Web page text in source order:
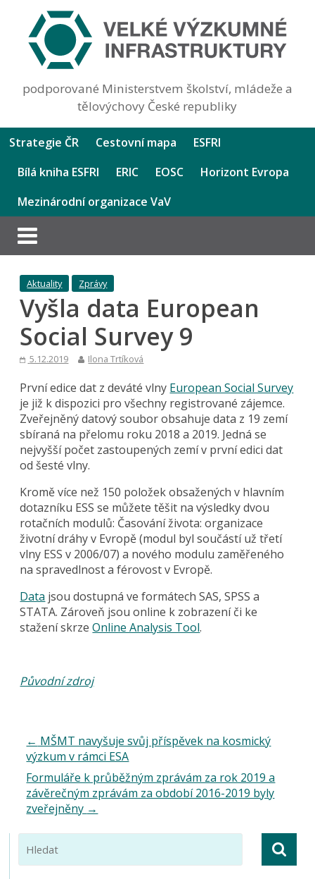
podporované Ministerstvem školství, mládeže a
tělovýchovy České republiky
Strategie ČR Cestovní mapa
ESFRI
Bílá kniha ESFRI
ERIC EOSC
Horizont Evropa
Mezinárodní organizace VaV
Aktuality Zprávy
Vyšla data European
Social Survey 9
5.12.2019 Ilona Trtíková
První edice dat z deváté vlny European Social Survey
je již k dispozici pro všechny registrované zájemce.
Zveřejněný datový soubor obsahuje data z 19 zemí
sbíraná na přelomu roku 2018 a 2019. Jedná se
nejvyšší počet zastoupených zemí v první edici dat
od šesté vlny.
Kromě více než 150 položek obsažených v hlavním
dotazníku ESS se můžete těšit na výsledky dvou
rotačních modulů: Časování života: organizace
životní dráhy v Evropě (modul byl součástí už třetí
vlny ESS v 2006/07) a nového modulu zaměřeného
na spravedlnost a férovost v Evropě.
Data jsou dostupná ve formátech SAS, SPSS a
STATA. Zároveň jsou online k zobrazení či ke
stažení skrzeOnline Analysis Tool.
Původní zdroj
← MŠMT navyšuje svůj příspěvek na kosmický
výzkum v rámci ESA
Formuláře k průběžným zprávám za rok 2019 a
závěrečným zprávám za období 2016-2019 byly
zveřejněny →